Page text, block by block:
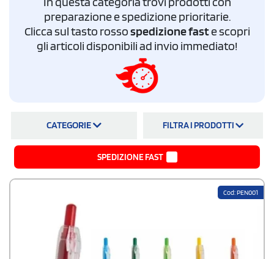
preventivo e acquistare con pochi click i tuoi gadget personalizzati per
agenzie immobiliari. Per qualsiasi ulteriore informazione non esitare a
contattarci!
preparazione e spedizione prioritarie.
Clicca sul tasto rossospedizione faste scopri
gli articoli disponibili ad invio immediato!
CATEGORIE FILTRA I PRODOTTI
SPEDIZIONE FAST
Cod: PEN001